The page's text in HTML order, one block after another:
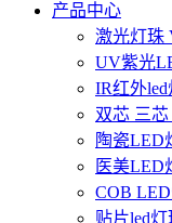
产品中心
激光灯珠
UV紫光
IR红外led
双芯 三
陶瓷LED
医美LED
COB
贴片led灯